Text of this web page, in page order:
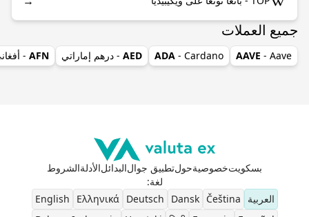
جميع العملات
AAVE - Aave
ADA - Cardano
AED - درهم إماراتي AFN
-
بسكويتخصوصيةحولتطبيق جوالالبدائلالأدلةالشروط
لغة:
العربية
Čeština
Dansk
Deutsch
Ελληνικά
English